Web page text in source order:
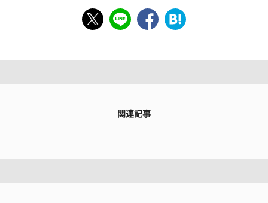
関連記事